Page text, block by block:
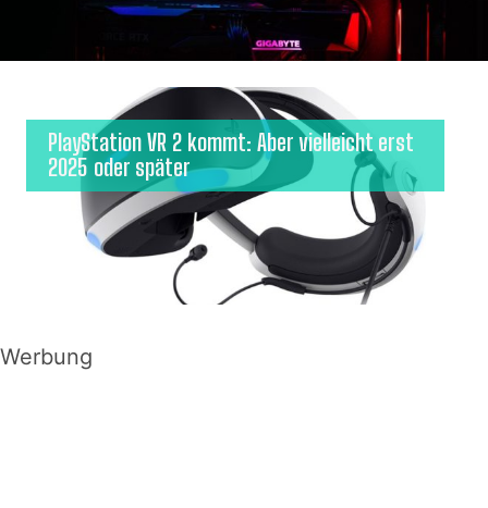
PlayStation VR 2 kommt: Aber vielleicht erst
2025 oder später
Werbung